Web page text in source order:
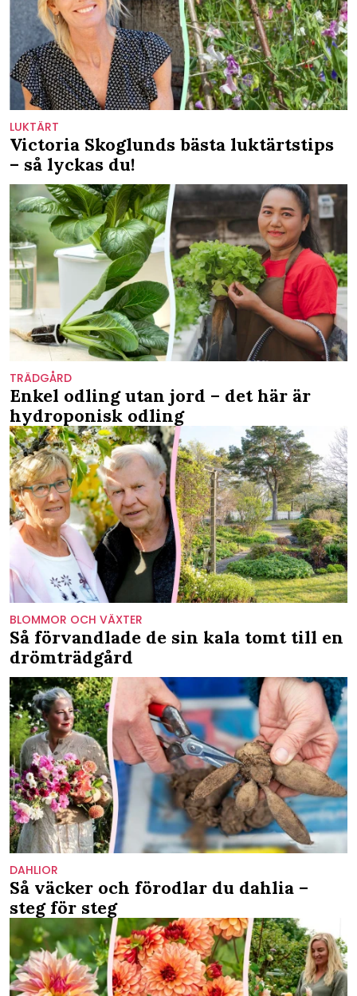
LUKTÄRT
Victoria Skoglunds bästa luktärtstips
– så lyckas du!
TRÄDGÅRD
Enkel odling utan jord – det här är
hydroponisk odling
BLOMMOR OCH VÄXTER
Så förvandlade de sin kala tomt till en
drömträdgård
DAHLIOR
Så väcker och förodlar du dahlia –
steg för steg